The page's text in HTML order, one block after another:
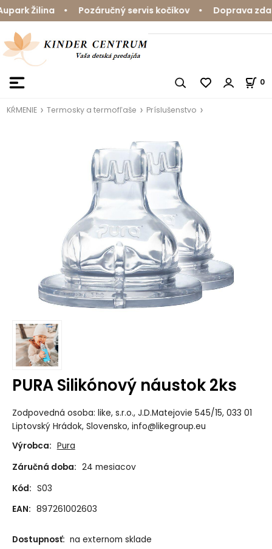
Žilina • Pozáručný servis kočíkov • Doprava
0
KŔMENIE Termosky a termofľaše Príslušenstvo
PURA Silikónový náustok 2ks
Zodpovedná osoba: like, s.r.o., J.D.Matejovie 545/15, 033 01
Liptovský Hrádok, Slovensko, info@likegroup.eu
Výrobca: Pura
Záručná doba: 24 mesiacov
Kód: S03
EAN: 897261002603
Dostupnosť: na externom sklade